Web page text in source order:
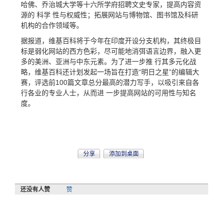
哈佛、乔治城大学等十六所学府招聘文史专家，提高内容资
源的 科学 性与权威性；拓展网站与博物馆、图书馆及科研
机构的合作领域等。
据报道，维基百科将于今年在印度开设分支机构，其终极目
标是弱化网站的西方色彩，尽可能地消弭语言边界，融入更
多的美洲、亚洲与中东元素。为了进一步推 行其多元化战
略，维基百科还计划发起一场旨在打造“明日之星”的编辑大
赛，评选前100篇文章总分最高的潜力写手，以吸引来自各
行各业的专业人士，从而进 一步提高网站的可用性与知名
度。
分享 添加到桌面
还没有人赞 赞